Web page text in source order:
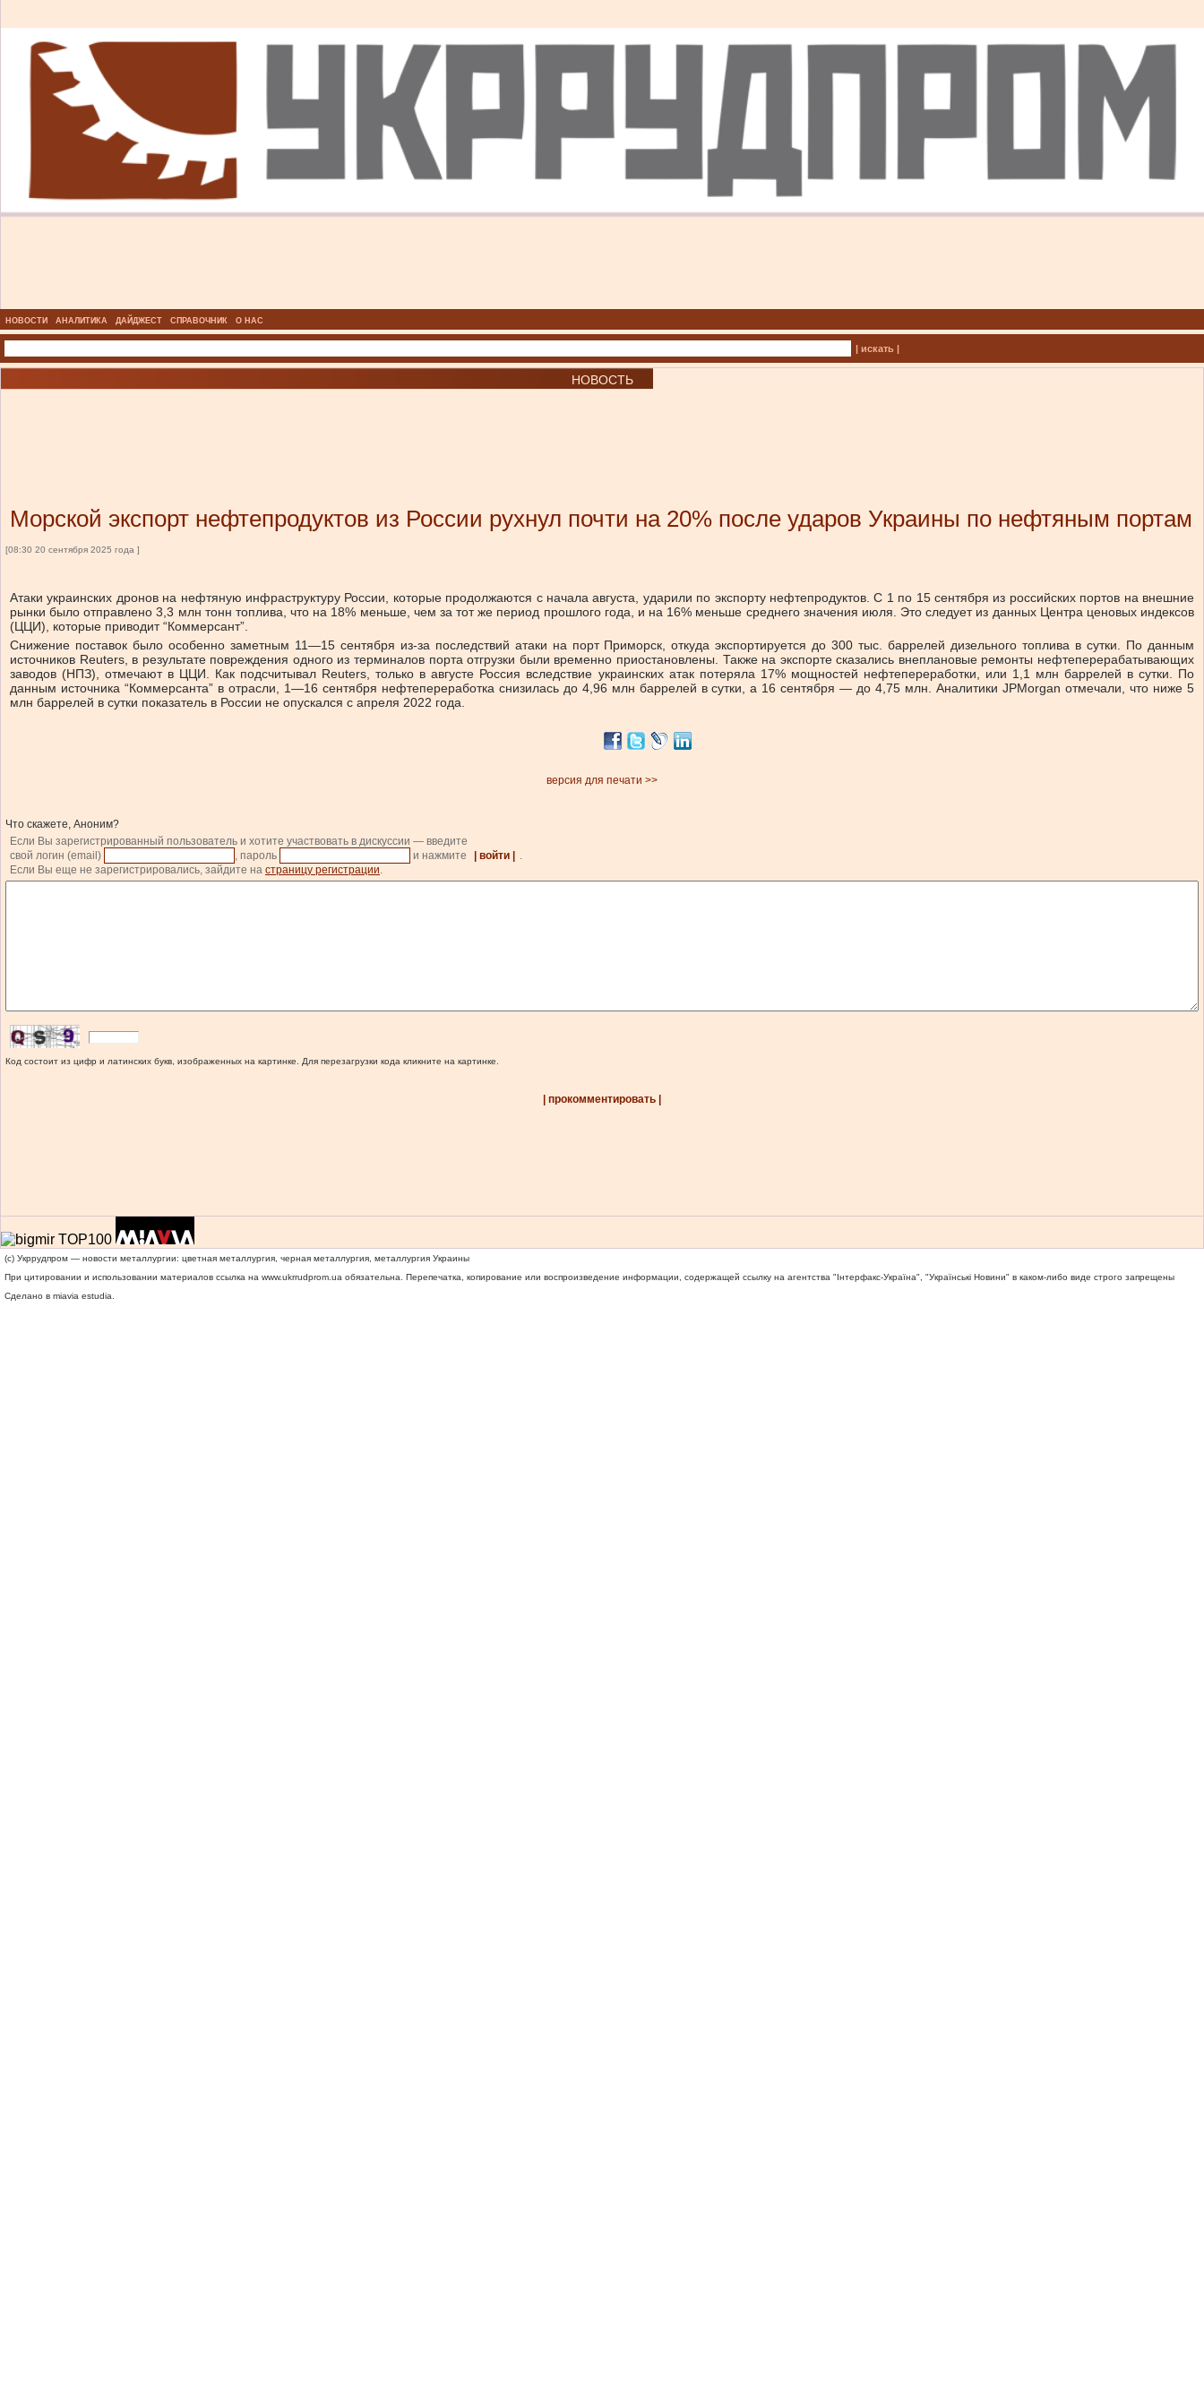
НОВОСТИ АНАЛИТИКА ДАЙДЖЕСТ СПРАВОЧНИК О НАС
| искать |
НОВОСТЬ
Морской экспорт нефтепродуктов из России рухнул почти на 20% после ударов Украины по нефтяным портам
[08:30 20 сентября 2025 года ]
Атаки украинских дронов на нефтяную инфраструктуру России, которые продолжаются с начала августа, ударили по экспорту нефтепродуктов. С 1 по 15 сентября из российских портов на внешние
рынки было отправлено 3,3 млн тонн топлива, что на 18% меньше, чем за тот же период прошлого года, и на 16% меньше среднего значения июля. Это следует из данных Центра ценовых индексов
(ЦЦИ), которые приводит “Коммерсант”.
Снижение поставок было особенно заметным 11—15 сентября из-за последствий атаки на порт Приморск, откуда экспортируется до 300 тыс. баррелей дизельного топлива в сутки. По данным
источников Reuters, в результате повреждения одного из терминалов порта отгрузки были временно приостановлены. Также на экспорте сказались внеплановые ремонты нефтеперерабатывающих
заводов (НПЗ), отмечают в ЦЦИ. Как подсчитывал Reuters, только в августе Россия вследствие украинских атак потеряла 17% мощностей нефтепереработки, или 1,1 млн баррелей в сутки. По
данным источника “Коммерсанта” в отрасли, 1—16 сентября нефтепереработка снизилась до 4,96 млн баррелей в сутки, а 16 сентября — до 4,75 млн. Аналитики JPMorgan отмечали, что ниже 5
млн баррелей в сутки показатель в России не опускался с апреля 2022 года.
версия для печати >>
Что скажете, Аноним?
Если Вы зарегистрированный пользователь и хотите участвовать в дискуссии — введите
свой логин (email)
, пароль и нажмите | войти |
.
Если Вы еще не зарегистрировались, зайдите на страницу регистрации.
Код состоит из цифр и латинских букв, изображенных на картинке. Для перезагрузки кода кликните на картинке.
| прокомментировать |
(c) Укррудпром — новости металлургии: цветная металлургия, черная металлургия, металлургия Украины
При цитировании и использовании материалов ссылка на www.ukrrudprom.ua обязательна. Перепечатка, копирование или воспроизведение информации, содержащей ссылку на агентства "Iнтерфакс-Україна", "Українськi Новини" в каком-либо виде строго запрещены
Сделано в miavia estudia.